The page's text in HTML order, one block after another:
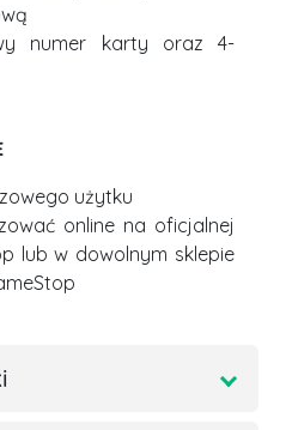
numer karty oraz 4-
użytku
online na oficjalnej
lub w dowolnym sklepie